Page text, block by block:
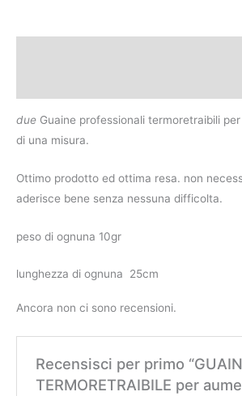
due Guaine professionali termoretraibili
di una misura.
Ottimo prodotto ed ottima resa. non
aderisce bene senza nessuna difficolta.
peso di ognuna 10gr
lunghezza di ognuna 25cm
Ancora non ci sono recensioni.
Recensisci per primo
TERMORETRAIBILE per